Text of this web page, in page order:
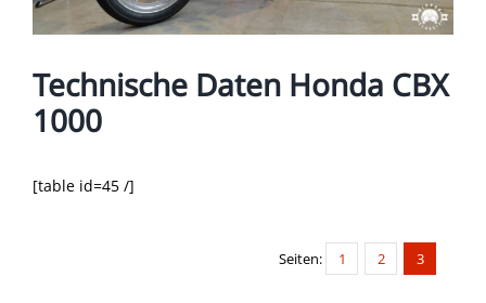
Technische Daten Honda CBX
1000
[table id=45 /]
Seiten: 1 2 3